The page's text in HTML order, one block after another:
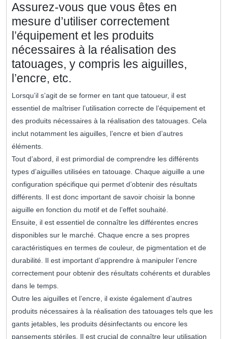
Assurez-vous que vous êtes en
mesure d’utiliser correctement
l’équipement et les produits
nécessaires à la réalisation des
tatouages, y compris les aiguilles,
l’encre, etc.
Lorsqu’il s’agit de se former en tant que tatoueur, il est
essentiel de maîtriser l’utilisation correcte de l’équipement et
des produits nécessaires à la réalisation des tatouages. Cela
inclut notamment les aiguilles, l’encre et bien d’autres
éléments.
Tout d’abord, il est primordial de comprendre les différents
types d’aiguilles utilisées en tatouage. Chaque aiguille a une
configuration spécifique qui permet d’obtenir des résultats
différents. Il est donc important de savoir choisir la bonne
aiguille en fonction du motif et de l’effet souhaité.
Ensuite, il est essentiel de connaître les différentes encres
disponibles sur le marché. Chaque encre a ses propres
caractéristiques en termes de couleur, de pigmentation et de
durabilité. Il est important d’apprendre à manipuler l’encre
correctement pour obtenir des résultats cohérents et durables
dans le temps.
Outre les aiguilles et l’encre, il existe également d’autres
produits nécessaires à la réalisation des tatouages tels que les
gants jetables, les produits désinfectants ou encore les
pansements stériles. Il est crucial de connaître leur utilisation